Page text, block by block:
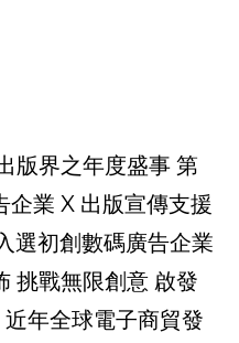
版界之年度盛事 第
企業 X 出版宣傳支援
選初創數碼廣告企業
挑戰無限創意 啟發
年全球電子商貿發